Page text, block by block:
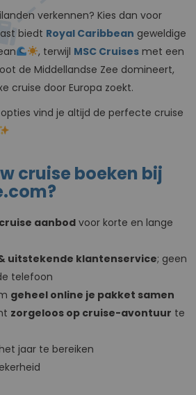
verkennen? Kies dan voor
biedt Royal Caribbean geweldige
, terwijl MSC Cruises met een
de Middellandse Zee domineert,
cruise door Europa zoekt.
vind je altijd de perfecte cruise
cruise boeken bij
aanbod voor korte en lange
uitstekende klantenservice; geen
telefoon
geheel online je pakket samen
zorgeloos op cruise-avontuur te
jaar te bereiken